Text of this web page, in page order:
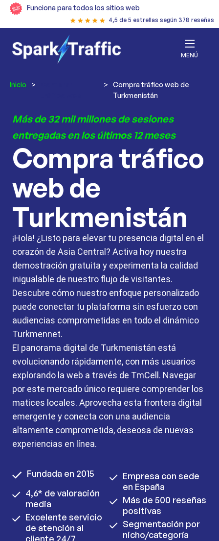
Funciona para todos los sitios web
4,5 de 5 estrellas según 378 reseñas
MENÚ
Inicio > >
Compra tráfico web de
Turkmenistán
Más de 32 mil millones de sesiones
entregadas en los últimos 12 meses
Compra tráfico
web de
Turkmenistán
¡Hola! ¿Listo para elevar tu presencia digital en el
corazón de Asia Central? Activa hoy nuestra
demostración gratuita y experimenta la calidad
inigualable de nuestro flujo de visitantes.
Descubre cómo nuestro enfoque personalizado
puede conectar tu plataforma sin esfuerzo con
audiencias comprometidas en todo el dinámico
Turkmennet.
El panorama digital de Turkmenistán está
evolucionando rápidamente, con más usuarios
explorando la web a través de TmCell. Navegar
por este mercado único requiere comprender los
matices locales. Aprovecha esta frontera digital
emergente y conecta con una audiencia
altamente comprometida, deseosa de nuevas
experiencias en línea.
Fundada en 2015
4,6* de valoración
media
Excelente servicio
de atención al
cliente 24/7
Empresa con sede
en España
Más de 500 reseñas
positivas
Segmentación por
nicho/categoría